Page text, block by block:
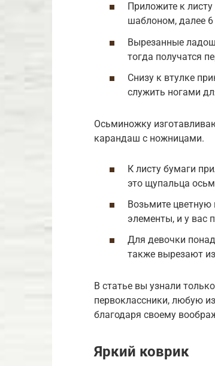
Приложите к
шаблоном, далее
Вырезанные
тогда получатся
Снизу к втулке
служить ногами
Осьминожку
карандаш с ножницами.
К листу бумаги
это щупальца
Возьмите цветную
элементы, и у вас
Для девочки
также вырезают
В статье вы узнали
первоклассники, любую
благодаря своему
Яркий коврик